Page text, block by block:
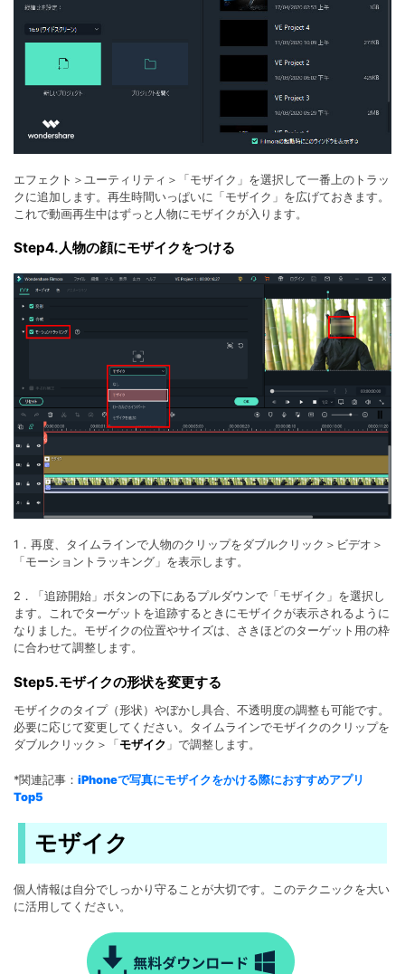
エフェクト＞ユーティリティ＞「モザイク」を選択して一番上のトラッ
クに追加します。再生時間いっぱいに「モザイク」を広げておきます。
これで動画再生中はずっと人物にモザイクが入ります。
Step4.人物の顔にモザイクをつける
1．再度、タイムラインで人物のクリップをダブルクリック＞ビデオ＞
「モーショントラッキング」を表示します。
2．「追跡開始」ボタンの下にあるプルダウンで「モザイク」を選択し
ます。これでターゲットを追跡するときにモザイクが表示されるように
なりました。モザイクの位置やサイズは、さきほどのターゲット用の枠
に合わせて調整します。
Step5.モザイクの形状を変更する
モザイクのタイプ（形状）やぼかし具合、不透明度の調整も可能です。
必要に応じて変更してください。タイムラインでモザイクのクリップを
ダブルクリック＞「 モザイク 」で調整します。
*関連記事： iPhoneで写真にモザイクをかける際におすすめアプリ
Top5
モザイク
個人情報は自分でしっかり守ることが大切です。このテクニックを大い
に活用してください。